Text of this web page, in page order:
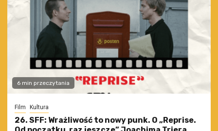
6 min przeczytania
Film Kultura
26. SFF: Wrażliwość to nowy punk. O „Reprise.